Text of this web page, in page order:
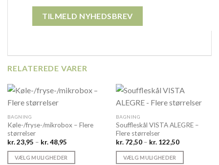
RELATEREDE VARER
BAGNING
Køle-/fryse-/mikrobox – Flere
størrelser
kr.23,95 – kr.48,95Prisinterval:
til
kr. 48,95
VÆLG MULIGHEDER
BAGNING
Souffleskål VISTA ALEGRE –
Flere størrelser
kr.72,50 – kr.122,50Prisinterval:
til
VÆLG MULIGHEDER